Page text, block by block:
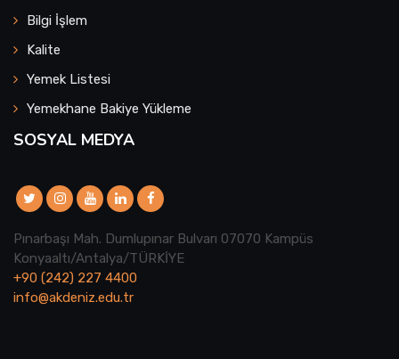
Bilgi İşlem
Kalite
Yemek Listesi
Yemekhane Bakiye Yükleme
SOSYAL MEDYA
Pınarbaşı Mah. Dumlupınar Bulvarı 07070 Kampüs
Konyaaltı/Antalya/TÜRKİYE
+90 (242) 227 4400
info@akdeniz.edu.tr